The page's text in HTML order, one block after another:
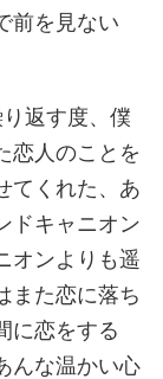
前を見ない
返す度、僕
恋人のことを
てくれた、あ
ドキャニオン
オンよりも遥
また恋に落ち
に恋をする
んな温かい心